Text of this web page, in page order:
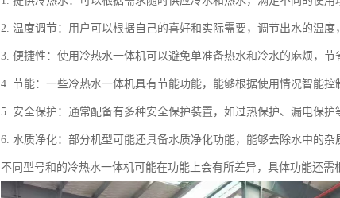
2. 温度调节：用户可以根据自己的喜好和实际需要，调节出水的温度
3. 便捷性：使用冷热水一体机可以避免单准备热水和冷水的麻烦，节
4. 节能：一些冷热水一体机具有节能功能，能够根据使用情况智能控
5. 安全保护：通常配备有多种安全保护装置，如过热保护、漏电保护
6. 水质净化：部分机型可能还具备水质净化功能，能够去除水中的杂
不同型号和的冷热水一体机可能在功能上会有所差异，具体功能还需